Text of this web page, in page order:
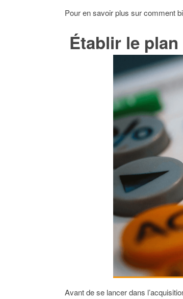
Pour en savoir plus sur comment
Établir le
Avant de se lancer dans